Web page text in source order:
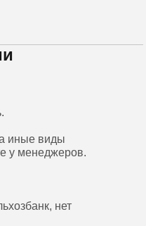
иные виды
у менеджеров.
нет